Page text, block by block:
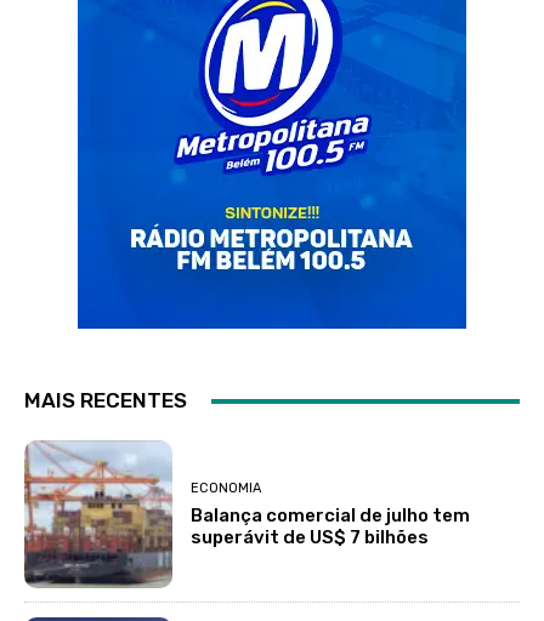
MAIS RECENTES
ECONOMIA
Balança comercial de julho tem
superávit de US$ 7 bilhões